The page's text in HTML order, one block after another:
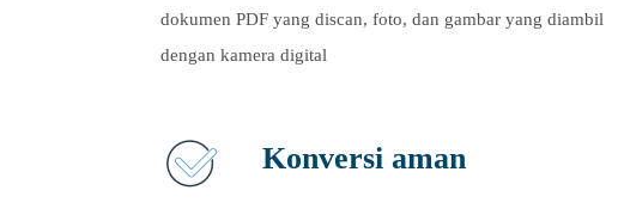
dokumen PDF yang discan, foto, dan gambar yang diambil
dengan kamera digital
Konversi aman